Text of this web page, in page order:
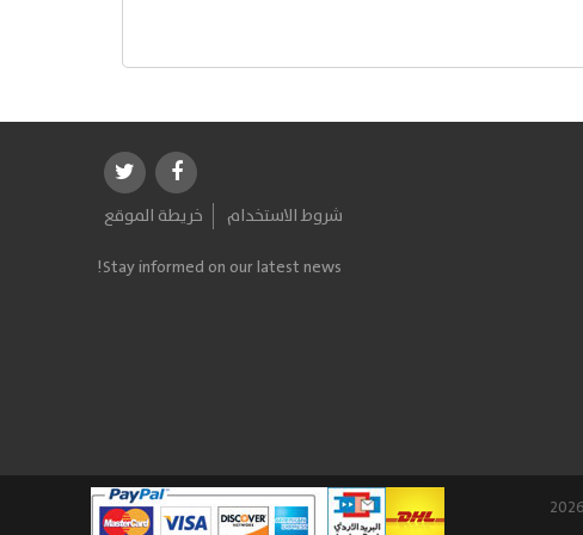
شروط الاستخدام
خريطة الموقع
Stay informed on our latest news!